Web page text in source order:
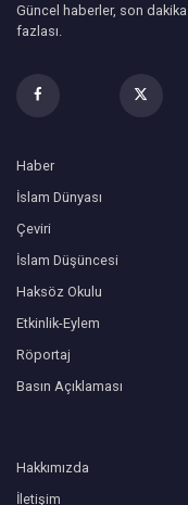
Güncel haberler, son
fazlası.
Haber
İslam Dünyası
Çeviri
İslam Düşüncesi
Haksöz Okulu
Etkinlik-Eylem
Röportaj
Basın Açıklaması
Hakkımızda
İletişim